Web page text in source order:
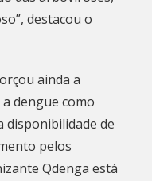
destacou o
ainda a
dengue como
disponibilidade de
pelos
Qdenga está